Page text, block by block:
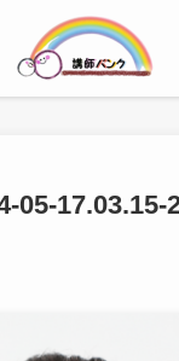
05-17.03.15-